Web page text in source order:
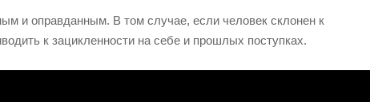
и оправданным. В том случае, если человек склонен к
к зацикленности на себе и прошлых поступках.